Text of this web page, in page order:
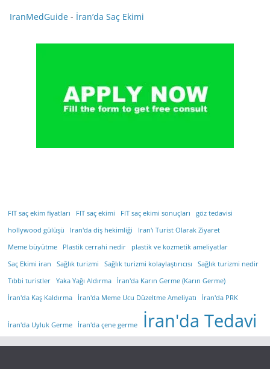
IranMedGuide - İran’da Saç Ekimi
FIT saç ekim fiyatları FIT saç ekimi FIT saç ekimi sonuçları
göz tedavisi
hollywood gülüşü
Iran'da diş hekimliği
Iran'ı Turist Olarak Ziyaret
Meme büyütme
Plastik cerrahi nedir
plastik ve kozmetik ameliyatlar
Saç Ekimi iran
Sağlık turizmi Sağlık turizmi kolaylaştırıcısı
Sağlık turizmi nedir
Tıbbi turistler
Yaka Yağı Aldırma
İran'da Karın Germe (Karın Germe)
İran'da Kaş Kaldırma
İran'da Meme Ucu Düzeltme Ameliyatı İran'da PRK
İran'da Uyluk Germe İran'da çene germe İran'da Tedavi